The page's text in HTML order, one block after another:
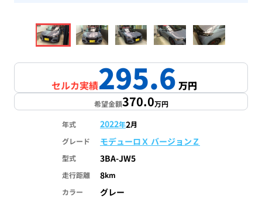
1/17
セルカ実績295.6万円
希望金額370.0万円
年式 2022年2月
グレード
モデューロＸ バージョンＺ
型式 3BA-JW5
走行距離 8km
カラー
グレー